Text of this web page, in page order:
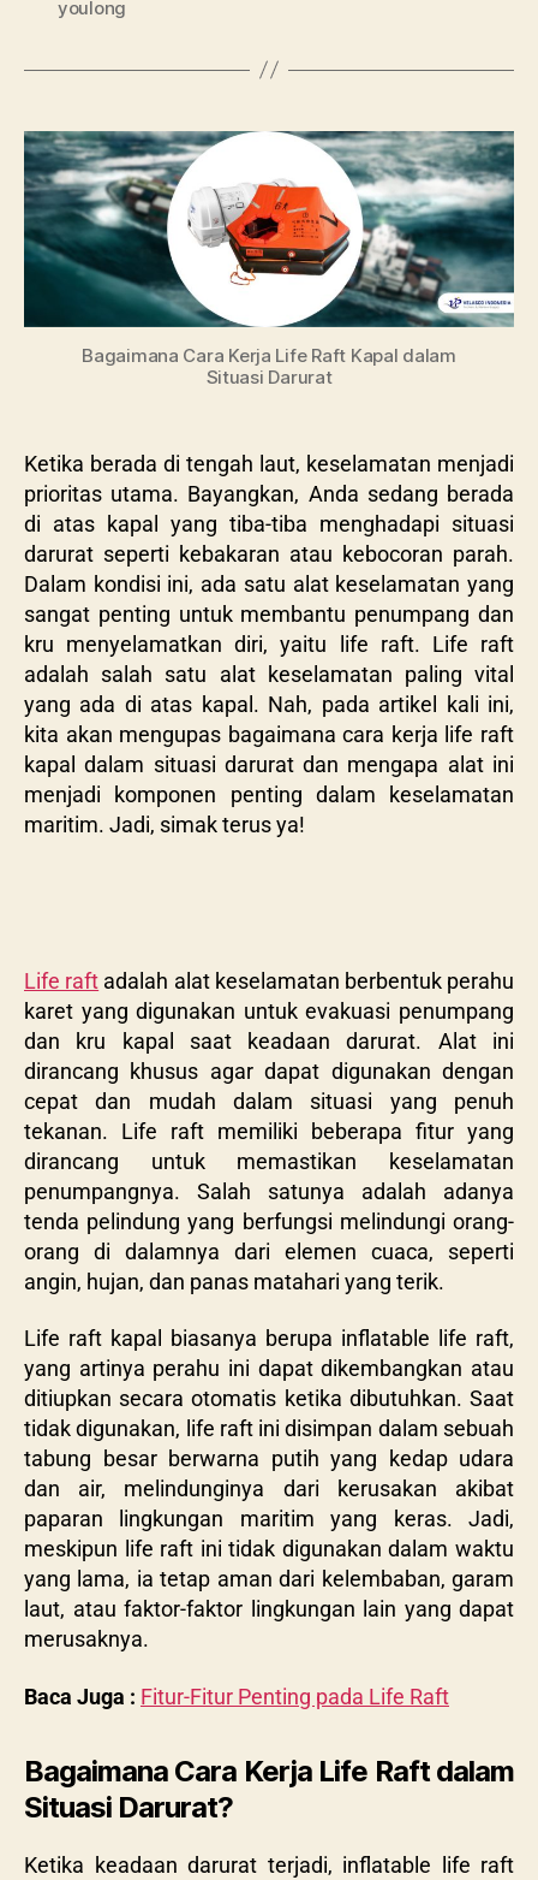
youlong
Bagaimana Cara Kerja Life Raft Kapal dalam
Situasi Darurat
Ketika berada di tengah laut, keselamatan menjadi
prioritas utama. Bayangkan, Anda sedang berada
di atas kapal yang tiba-tiba menghadapi situasi
darurat seperti kebakaran atau kebocoran parah.
Dalam kondisi ini, ada satu alat keselamatan yang
sangat penting untuk membantu penumpang dan
kru menyelamatkan diri, yaitu life raft. Life raft
adalah salah satu alat keselamatan paling vital
yang ada di atas kapal. Nah, pada artikel kali ini,
kita akan mengupas bagaimana cara kerja life raft
kapal dalam situasi darurat dan mengapa alat ini
menjadi komponen penting dalam keselamatan
maritim. Jadi, simak terus ya!
Life raft adalah alat keselamatan berbentuk perahu
karet yang digunakan untuk evakuasi penumpang
dan kru kapal saat keadaan darurat. Alat ini
dirancang khusus agar dapat digunakan dengan
cepat dan mudah dalam situasi yang penuh
tekanan. Life raft memiliki beberapa fitur yang
dirancang untuk memastikan keselamatan
penumpangnya. Salah satunya adalah adanya
tenda pelindung yang berfungsi melindungi orang-
orang di dalamnya dari elemen cuaca, seperti
angin, hujan, dan panas matahari yang terik.
Life raft kapal biasanya berupa inflatable life raft,
yang artinya perahu ini dapat dikembangkan atau
ditiupkan secara otomatis ketika dibutuhkan. Saat
tidak digunakan, life raft ini disimpan dalam sebuah
tabung besar berwarna putih yang kedap udara
dan air, melindunginya dari kerusakan akibat
paparan lingkungan maritim yang keras. Jadi,
meskipun life raft ini tidak digunakan dalam waktu
yang lama, ia tetap aman dari kelembaban, garam
laut, atau faktor-faktor lingkungan lain yang dapat
merusaknya.
Baca Juga : Fitur-Fitur Penting pada Life Raft
Bagaimana Cara Kerja Life Raft dalam
Situasi Darurat?
Ketika keadaan darurat terjadi, inflatable life raft